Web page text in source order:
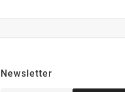
Newsletter